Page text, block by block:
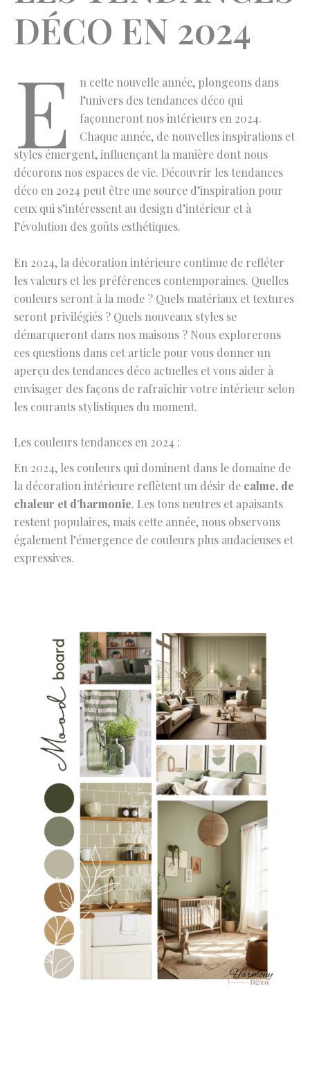
DÉCO EN 2024
E
n cette nouvelle année, plongeons dans
l’univers des tendances déco qui
façonneront nos intérieurs en 2024.
Chaque année, de nouvelles inspirations et
styles émergent, influençant la manière dont nous
décorons nos espaces de vie. Découvrir les tendances
déco en 2024 peut être une source d’inspiration pour
ceux qui s’intéressent au design d’intérieur et à
l’évolution des goûts esthétiques.
En 2024, la décoration intérieure continue de refléter
les valeurs et les préférences contemporaines. Quelles
couleurs seront à la mode ? Quels matériaux et textures
seront privilégiés ? Quels nouveaux styles se
démarqueront dans nos maisons ? Nous explorerons
ces questions dans cet article pour vous donner un
aperçu des tendances déco actuelles et vous aider à
envisager des façons de rafraîchir votre intérieur selon
les courants stylistiques du moment.
Les couleurs tendances en 2024 :
En 2024, les couleurs qui dominent dans le domaine de
la décoration intérieure reflètent un désir de calme, de
chaleur et d’harmonie. Les tons neutres et apaisants
restent populaires, mais cette année, nous observons
également l’émergence de couleurs plus audacieuses et
expressives.